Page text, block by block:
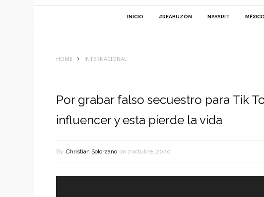
INICIO #REABUZÓN NAYARIT MÉXICO
HOME INTERNACIONAL
Por grabar falso secuestro para Tik
influencer y esta pierde la vida
By Christian Solorzano on 7 octubre, 2020